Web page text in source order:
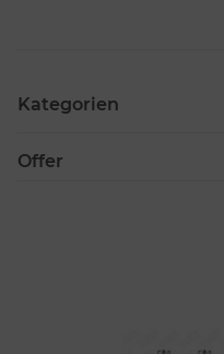
Kategorien
Offer